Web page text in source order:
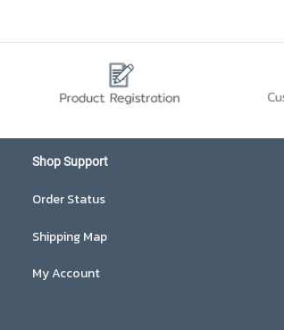
Shop Support
Order Status
Shipping Map
My Account